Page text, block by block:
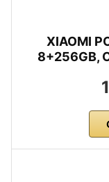
XIAOMI
8+256GB,